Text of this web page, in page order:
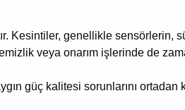
Kesintiler, genellikle sensörlerin,
veya onarım işlerinde de
güç kalitesi sorunlarını ortadan